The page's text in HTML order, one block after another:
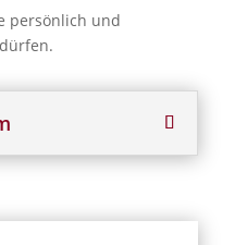
persönlich und